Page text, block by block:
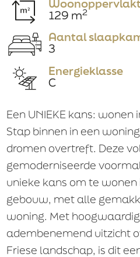
Huisnummer
Huisnr. toevoeging
Straatnaam
Plaats
Telefoon
Een UNIEKE kans:
Stap binnen in een
dromen overtreft. Deze
gemoderniseerde
unieke kans om te wonen
gebouw, met alle
woning. Met
adembenemend uitzicht
Friese landschap, is dit
129 m2
Aantal
3
Energieklasse
C